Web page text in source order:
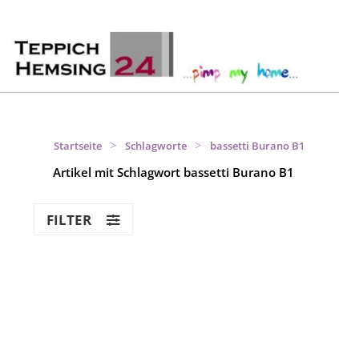
Startseite > Schlagworte > bassetti Burano B1
Artikel mit Schlagwort bassetti Burano B1
FILTER